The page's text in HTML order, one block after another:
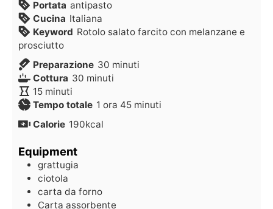
Portata antipasto
Cucina Italiana
Keyword Rotolo salato farcito con melanzane e
prosciutto
Preparazione 30 minuti
Cottura 30 minuti
15 minuti
Tempo totale 1 ora 45 minuti
Calorie 190kcal
Equipment
grattugia
ciotola
carta da forno
Carta assorbente